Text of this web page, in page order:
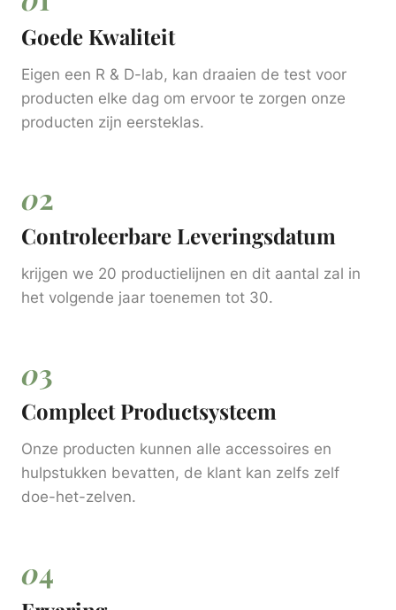
Goede Kwaliteit
Eigen een R & D-lab, kan draaien de test voor
producten elke dag om ervoor te zorgen onze
producten zijn eersteklas.
02
Controleerbare Leveringsdatum
krijgen we 20 productielijnen en dit aantal zal in
het volgende jaar toenemen tot 30.
03
Compleet Productsysteem
Onze producten kunnen alle accessoires en
hulpstukken bevatten, de klant kan zelfs zelf
doe-het-zelven.
04